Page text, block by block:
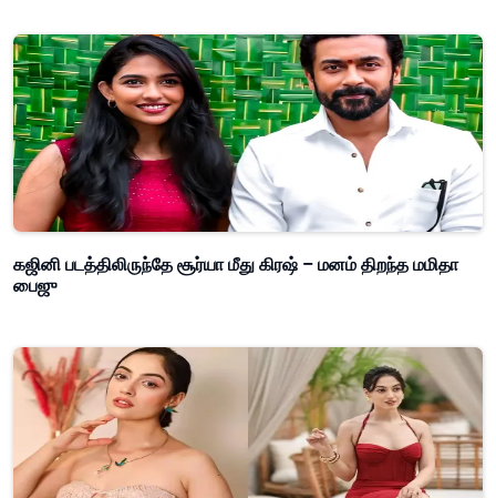
கஜினி படத்திலிருந்தே சூர்யா மீது கிரஷ் – மனம் திறந்த மமிதா
பைஜு